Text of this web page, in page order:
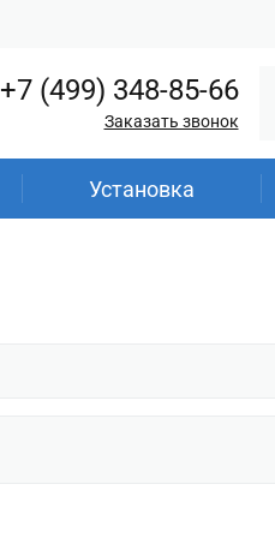
+7 (499) 348-85-66
Заказать звонок
Установка